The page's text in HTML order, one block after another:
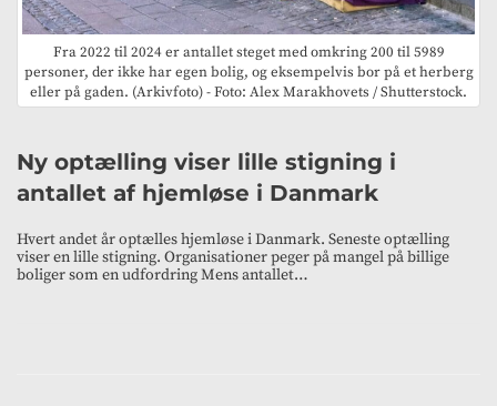
Fra 2022 til 2024 er antallet steget med omkring 200 til 5989
personer, der ikke har egen bolig, og eksempelvis bor på et herberg
eller på gaden. (Arkivfoto) - Foto: Alex Marakhovets / Shutterstock.
Ny optælling viser lille stigning i
antallet af hjemløse i Danmark
Hvert andet år optælles hjemløse i Danmark. Seneste optælling
viser en lille stigning. Organisationer peger på mangel på billige
boliger som en udfordring Mens antallet…